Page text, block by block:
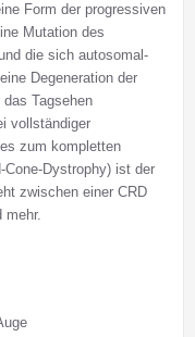
Form der progressiven
Mutation des
die sich autosomal-
Degeneration der
Tagsehen
vollständiger
zum kompletten
Dystrophy) ist der
zwischen einer CRD
mehr.